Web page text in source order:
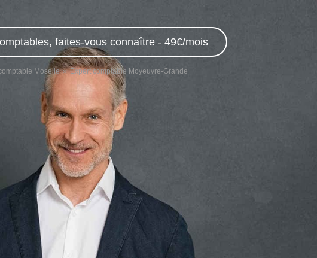
faites-vous connaître - 49€/mois
Moselle Expert comptable Moyeuvre-Grande